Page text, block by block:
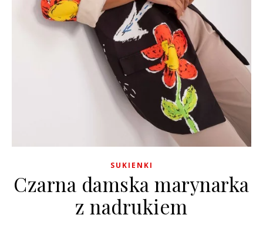
SUKIENKI
Czarna damska marynarka
z nadrukiem